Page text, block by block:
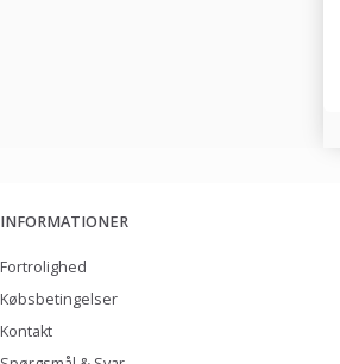
INFORMATIONER
Fortrolighed
Købsbetingelser
Kontakt